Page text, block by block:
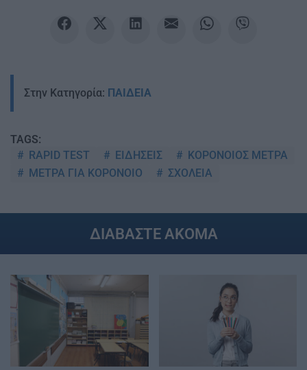
Στην Κατηγορία: ΠΑΙΔΕΙΑ
TAGS:
RAPID TEST
ΕΙΔΗΣΕΙΣ
ΚΟΡΟΝΟΙΟΣ ΜΕΤΡΑ
ΜΕΤΡΑ ΓΙΑ ΚΟΡΟΝΟΙΟ
ΣΧΟΛΕΙΑ
ΔΙΑΒΑΣΤΕ ΑΚΟΜΑ